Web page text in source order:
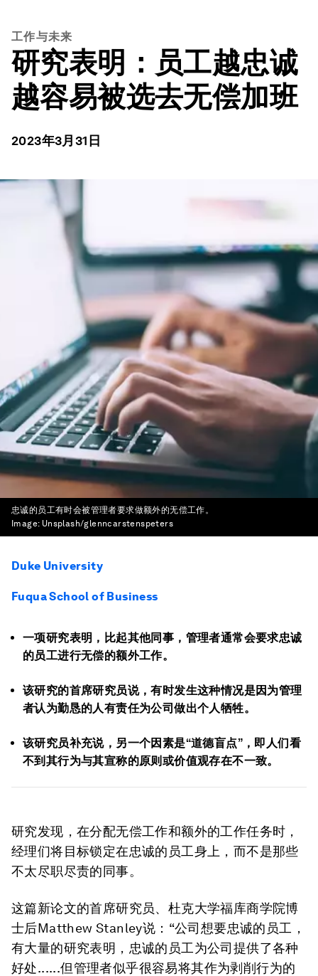
工作与未来
研究表明：员工越忠诚
越容易被选去无偿加班
2023年3月31日
忠诚的员工有时会被管理者要求做额外的无偿工作。
Image: Unsplash/glenncarstenspeters
Duke University
Fuqua School of Business
一项研究表明，比起其他同事，管理者通常会要求忠诚
的员工进行无偿的额外工作。
该研究的首席研究员说，有时发生这种情况是因为管理
者认为勤恳的人有责任为公司做出个人牺牲。
该研究员补充说，另一个因素是“道德盲点”，即人们看
不到其行为与其宣称的原则或价值观存在不一致。
研究发现，在分配无偿工作和额外的工作任务时，
经理们将目标锁定在忠诚的员工身上，而不是那些
不太尽职尽责的同事。
这篇新论文的首席研究员、杜克大学福库商学院博
士后Matthew Stanley说：“公司想要忠诚的员工，
有大量的研究表明，忠诚的员工为公司提供了各种
好处......但管理者似乎很容易将其作为剥削行为的